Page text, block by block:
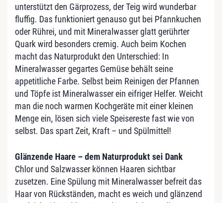
unterstützt den Gärprozess, der Teig wird wunderbar
fluffig. Das funktioniert genauso gut bei Pfannkuchen
oder Rührei, und mit Mineralwasser glatt gerührter
Quark wird besonders cremig. Auch beim Kochen
macht das Naturprodukt den Unterschied: In
Mineralwasser gegartes Gemüse behält seine
appetitliche Farbe. Selbst beim Reinigen der Pfannen
und Töpfe ist Mineralwasser ein eifriger Helfer. Weicht
man die noch warmen Kochgeräte mit einer kleinen
Menge ein, lösen sich viele Speisereste fast wie von
selbst. Das spart Zeit, Kraft – und Spülmittel!
Glänzende Haare – dem Naturprodukt sei Dank
Chlor und Salzwasser können Haaren sichtbar
zusetzen. Eine Spülung mit Mineralwasser befreit das
Haar von Rückständen, macht es weich und glänzend